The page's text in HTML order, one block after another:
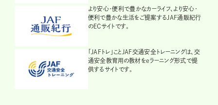
より安心・便利で豊かなカーライフ、より安心・
便利で豊かな生活をご提案するJAF通販紀行
のECサイトです。
「JAFトレ」ことJAF交通安全トレーニングは、交
通安全教育用の教材をeラーニング形式で提
供するサイトです。